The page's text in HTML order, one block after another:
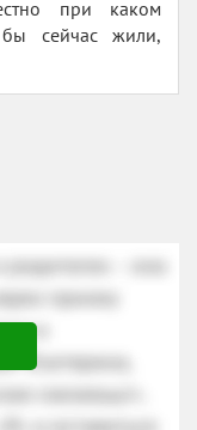
при каком
бы сейчас жили,